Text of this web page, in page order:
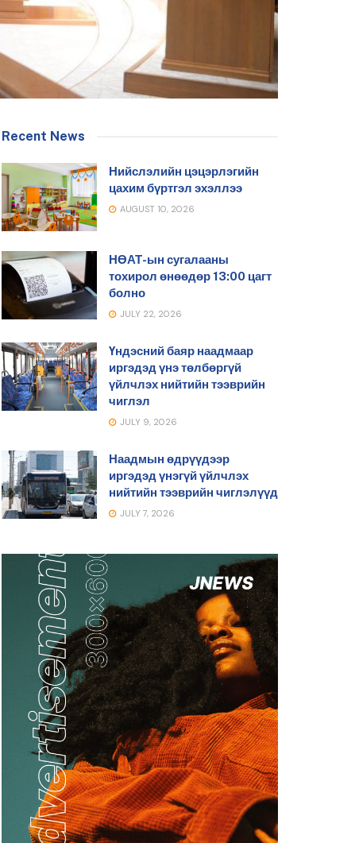
Recent News
Нийслэлийн цэцэрлэгийн
цахим бүртгэл эхэллээ
AUGUST 10, 2026
НӨАТ-ын сугалааны
тохирол өнөөдөр 13:00 цагт
болно
JULY 22, 2026
Үндэсний баяр наадмаар
иргэдэд үнэ төлбөргүй
үйлчлэх нийтийн тээврийн
чиглэл
JULY 9, 2026
Наадмын өдрүүдээр
иргэдэд үнэгүй үйлчлэх
нийтийн тээврийн чиглэлүүд
JULY 7, 2026